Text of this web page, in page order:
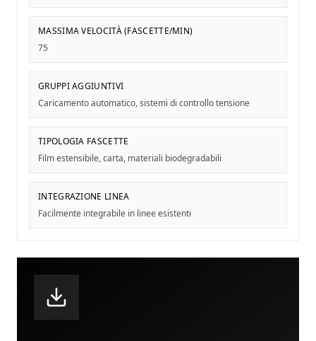
MASSIMA VELOCITÀ (FASCETTE/MIN)
75
GRUPPI AGGIUNTIVI
Caricamento automatico, sistemi di controllo tensione
TIPOLOGIA FASCETTE
Film estensibile, carta, materiali biodegradabili
INTEGRAZIONE LINEA
Facilmente integrabile in linee esistenti